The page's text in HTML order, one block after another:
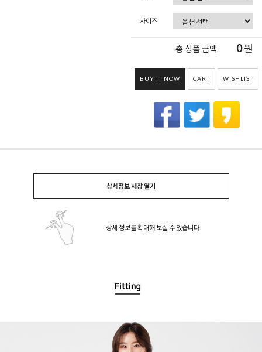
사이즈
총 상품 금액 0원
BUY IT NOW CART WISHLIST
상세정보 새창 열기
상세 정보를 확대해 보실 수 있습니다.